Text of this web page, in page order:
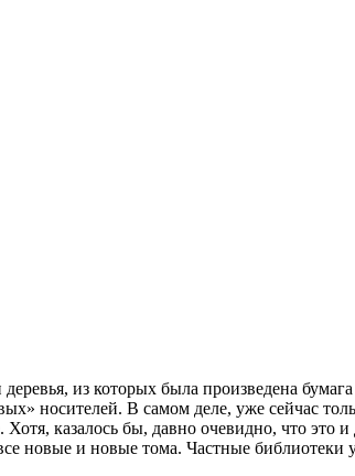
из которых была произведена
носителей. В самом деле, уже сейчас
Хотя, казалось бы, давно очевидно, что
новые и новые тома. Частные